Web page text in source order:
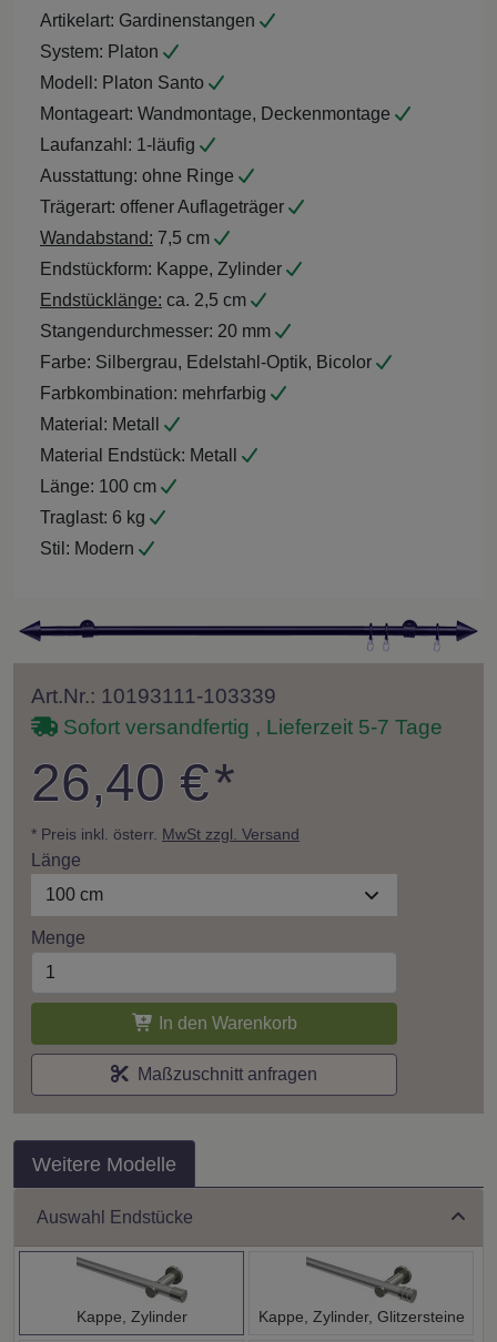
Artikelart: Gardinenstangen
System: Platon
Modell: Platon Santo
Montageart: Wandmontage, Deckenmontage
Laufanzahl: 1-läufig
Ausstattung: ohne Ringe
Trägerart: offener Auflageträger
Wandabstand: 7,5 cm
Endstückform: Kappe, Zylinder
Endstücklänge: ca. 2,5 cm
Stangendurchmesser: 20 mm
Farbe: Silbergrau, Edelstahl-Optik, Bicolor
Farbkombination: mehrfarbig
Material: Metall
Material Endstück: Metall
Länge: 100 cm
Traglast: 6 kg
Stil: Modern
Art.Nr.: 10193111-103339
Sofort versandfertig , Lieferzeit 5-7 Tage
26,40 €*
* Preis inkl. österr. MwSt zzgl. Versand
Länge
100 cm
Menge
In den Warenkorb
Maßzuschnitt anfragen
Weitere Modelle
Auswahl Endstücke
Kappe, Zylinder Kappe, Zylinder, Glitzersteine